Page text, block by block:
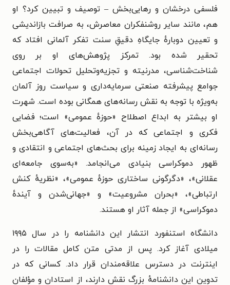
فلسفی درخشان و رهایی‌بخش – توصیف و تبیین کرد؟ او
هم، مانند سایر روشنفکران معاصرش، به صرافت بازاندیشی
و تعیین دوبارهٔ جایگاهِ دقیقِ سنت تفکر آلمانی افتاد که
تحقیر شده بود. تمرکز پژوهش‌های او بر روی
شناخت‌شناسی، مدرنیته و تجزیه‌وتحلیل تحولات اجتماعی
جوامع پیشرفته صنعتی سرمایه‌داری و سیاست روز آلمان
به‌ویژه با توجه به نقش رسانه‌های همگانی بوده است. شهرت
او بیشتر به ابداع اصطلاح «حوزهٔ عمومی» است؛ فضایی
فکری و اجتماعی که در آن، فعالیت‌های آگاهی‌بخش
رسانه‌ای به ایجاد زمینه برای بحث‌های اجتماعی و انتقادی و
ظهور دموکراسی بنیادی می‌انجامد. «به‌سوی جامعه‌ای
عقلانی»، «دگرگونی ساختاری حوزه‌ٔ عمومی»، «نظریهٔ کنش
ارتباطی»‌، «بحران مشروعیت» و «جهانی‌شدن و آیندهٔ
دموکراسی» از جمله آثار او هستند.
دانشگاه استنفورد انتشار این دانشنامه را در سال ۱۹۹۵
میلادی آغاز کرد. پس از مدتی متن کامل مقالات را در
اینترنت در دسترس علاقه‌مندان قرار داد. کسانی که در
تدوین این دانشنامهٔ بزرگ نقش دارند، از استادان و مؤلفان